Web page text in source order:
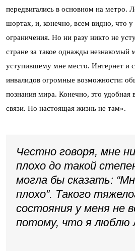
передвигались в основном на метро.
шортах, и, конечно, всем видно, что у
ограничения. Но ни разу никто не
стране за такое однажды незнакомый
уступившему мне место. Интернет и
инвалидов огромные возможности:
познания мира. Конечно, это удобная
связи. Но настоящая жизнь не там».
Честно говоря, мне
плохо до такой
могла бы сказать:
плохо”. Такого
состояния у меня не
потому, что я люблю